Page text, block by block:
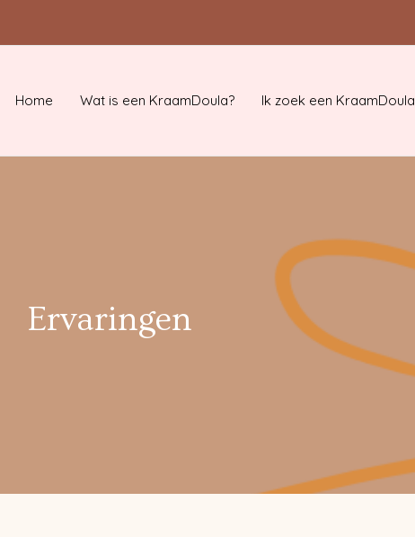
Home Wat is een KraamDoula? Ik zoek een KraamDoula
Ervaringen